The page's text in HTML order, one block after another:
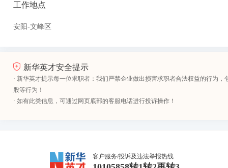
工作地点
安阳-文峰区
新华英才安全提示
· 新华英才提示每一位求职者：我们严禁企业做出损害求职者合法权益的行为
股等行为！
· 如有此类信息，可通过网页底部的客服电话进行投诉操作！
客户服务/投诉及违法举报热线